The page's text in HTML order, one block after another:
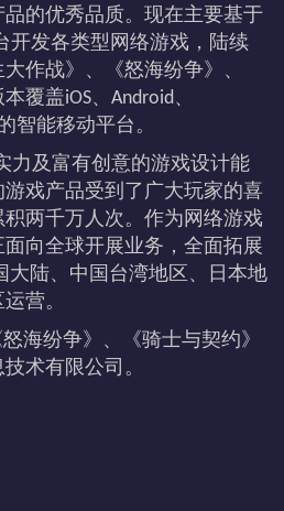
的优秀品质。现在主要基于
开发各类型网络游戏，陆续
作战》、《怒海纷争》、
覆盖iOS、Android、
智能移动平台。
及富有创意的游戏设计能
戏产品受到了广大玩家的喜
两千万人次。作为网络游戏
向全球开展业务，全面拓展
大陆、中国台湾地区、日本地
营。
海纷争》、《骑士与契约》
术有限公司。